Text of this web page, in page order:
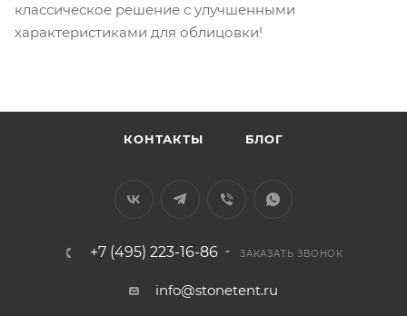
классическое решение с улучшенными
характеристиками для облицовки!
КОНТАКТЫ БЛОГ
+7 (495) 223-16-86 ЗАКАЗАТЬ ЗВОНОК
info@stonetent.ru